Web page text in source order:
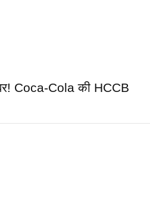
Coca-Cola की HCCB